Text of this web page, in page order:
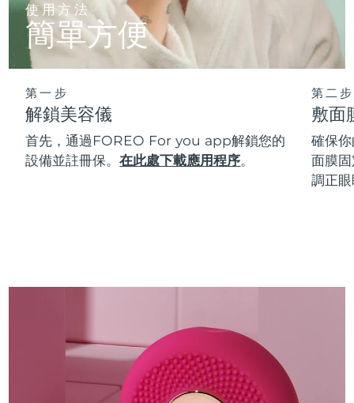
使用方法
簡單方便
第一步
解鎖美容儀
首先，通過FOREO For you app解鎖您的
設備並註冊保。在此處下載應用程序。
第二步
敷面
確保
面膜
調正